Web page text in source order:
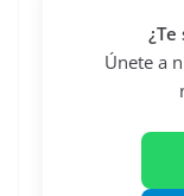
Únete a